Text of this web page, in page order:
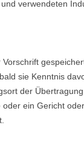
verwendeten
sie Kenntnis
der
ein Gericht